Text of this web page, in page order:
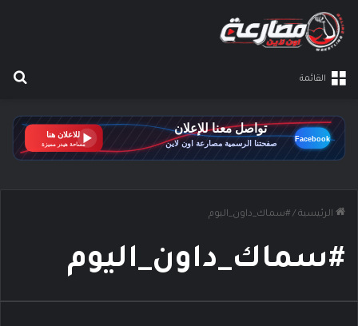
القائمة
الرئيسية / #سماك_داون_اليوم
#سماك_داون_اليوم